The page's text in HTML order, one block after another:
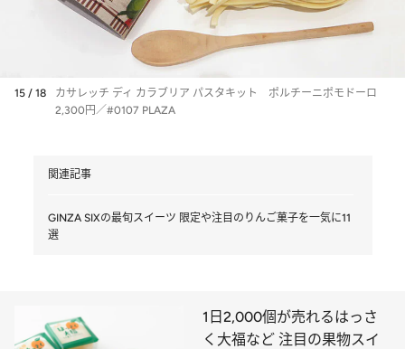
15 / 18
カサレッチ ディ カラブリア パスタキット ポルチーニポモドーロ
2,300円／#0107 PLAZA
関連記事
GINZA SIXの最旬スイーツ 限定や注目のりんご菓子を一気に11
選
1日2,000個が売れるはっさ
く大福など 注目の果物スイ